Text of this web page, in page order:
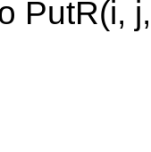
PutR(i,